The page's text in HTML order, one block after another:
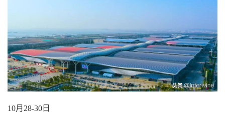
10月28-30日